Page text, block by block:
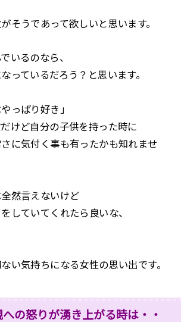
そうであって欲しいと思います。
いるのなら、
っているだろう？と思います。
っぱり好き」
けど自分の子供を持った時に
に気付く事も有ったかも知れませ
然言えないけど
していてくれたら良いな、
い気持ちになる女性の思い出です。
の怒りが湧き上がる時は・・